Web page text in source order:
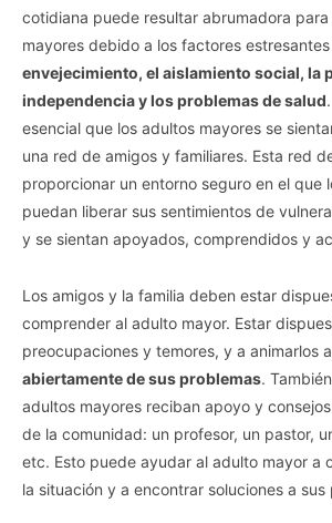
If you wish to opt-out of the sale, sharing
processing of your personal or sensitive
targeted advertising by us, please use the
section to confirm your selection. Please
interest-based ads based on personal
us or personal information disclosed to
your opt-out. You may separately opt-out
cotidiana puede resultar abrumadora
mayores debido a los factores estresantes
envejecimiento, el aislamiento social, la
independencia y los problemas de salud
esencial que los adultos mayores se
una red de amigos y familiares. Esta red
proporcionar un entorno seguro en el que
puedan liberar sus sentimientos de
y se sientan apoyados, comprendidos y
Los amigos y la familia deben estar
comprender al adulto mayor. Estar
preocupaciones y temores, y a animarlos a
abiertamente de sus problemas.
adultos mayores reciban apoyo y
de la comunidad: un profesor, un pastor,
etc. Esto puede ayudar al adulto mayor a
la situación y a encontrar soluciones a sus